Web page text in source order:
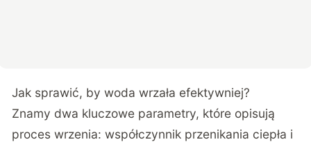
Jak sprawić, by woda wrzała efektywniej?
Znamy dwa kluczowe parametry, które opisują
proces wrzenia: współczynnik przenikania ciepła i